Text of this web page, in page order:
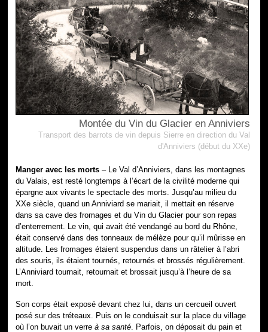
Montée du Vin du Glacier en Anniviers
Transport des barrots de vin depuis Sierre en direction du Val
d'Anniviers (début du XXe)
Manger avec les morts – Le Val d’Anniviers, dans les montagnes
du Valais, est resté longtemps à l’écart de la civilité moderne qui
épargne aux vivants le spectacle des morts. Jusqu’au milieu du
XXe siècle, quand un Anniviard se mariait, il mettait en réserve
dans sa cave des fromages et du Vin du Glacier pour son repas
d’enterrement. Le vin, qui avait été vendangé au bord du Rhône,
était conservé dans des tonneaux de mélèze pour qu’il mûrisse en
altitude. Les fromages étaient suspendus dans un râtelier à l’abri
des souris, ils étaient tournés, retournés et brossés régulièrement.
L’Anniviard tournait, retournait et brossait jusqu’à l’heure de sa
mort.
Son corps était exposé devant chez lui, dans un cercueil ouvert
posé sur des tréteaux. Puis on le conduisait sur la place du village
où l’on buvait un verreà sa santé . Parfois, on déposait du pain et